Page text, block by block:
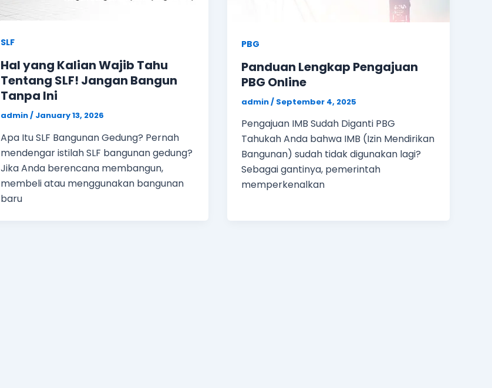
SLF
Hal yang Kalian Wajib Tahu
Tentang SLF! Jangan Bangun
Tanpa Ini
admin/ January 13, 2026
Apa Itu SLF Bangunan Gedung? Pernah
mendengar istilah SLF bangunan gedung?
Jika Anda berencana membangun,
membeli atau menggunakan bangunan
baru
PBG
Panduan Lengkap Pengajuan
PBG Online
admin/ September 4, 2025
Pengajuan IMB Sudah Diganti PBG
Tahukah Anda bahwa IMB (Izin Mendirikan
Bangunan) sudah tidak digunakan lagi?
Sebagai gantinya, pemerintah
memperkenalkan